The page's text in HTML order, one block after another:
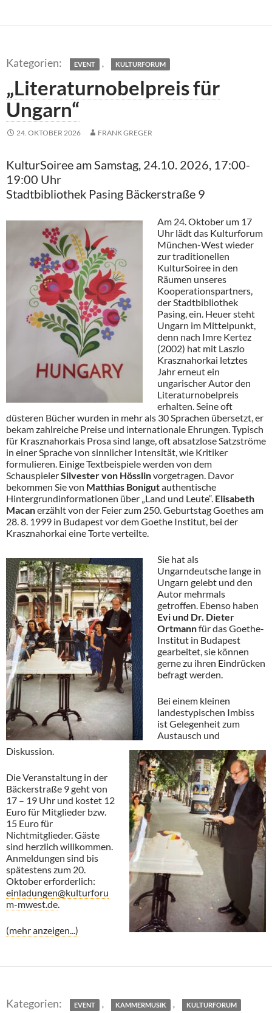
EVENT , KULTURFORUM
„Literaturnobelpreis für
Ungarn“
24. OKTOBER 2026 FRANK GREGER
KulturSoiree am Samstag, 24.10. 2026, 17:00-
19:00 Uhr
Stadtbibliothek Pasing Bäckerstraße 9
Am 24. Oktober um 17
Uhr lädt das Kulturforum
München-West wieder
zur traditionellen
KulturSoiree in den
Räumen unseres
Kooperationspartners,
der Stadtbibliothek
Pasing, ein. Heuer steht
Ungarn im Mittelpunkt,
denn nach Imre Kertez
(2002) hat mit Laszlo
Krasznahorkai letztes
Jahr erneut ein
ungarischer Autor den
Literaturnobelpreis
erhalten. Seine oft
düsteren Bücher wurden in mehr als 30 Sprachen übersetzt, er
bekam zahlreiche Preise und internationale Ehrungen. Typisch
für Krasznahorkais Prosa sind lange, oft absatzlose Satzströme
in einer Sprache von sinnlicher Intensität, wie Kritiker
formulieren. Einige Textbeispiele werden von dem
SchauspielerSilvester von Hösslinvorgetragen. Davor
bekommen Sie von Matthias Bonigutauthentische
Hintergrundinformationen über „Land und Leute“. Elisabeth
Macanerzählt von der Feier zum 250. Geburtstag Goethes am
28. 8. 1999 in Budapest vor dem Goethe Institut, bei der
Krasznahorkai eine Torte verteilte.
Sie hat als
Ungarndeutsche lange in
Ungarn gelebt und den
Autor mehrmals
getroffen. Ebenso haben
Evi und Dr. Dieter
Ortmannfür das Goethe-
Institut in Budapest
gearbeitet, sie können
gerne zu ihren Eindrücken
befragt werden.
Bei einem kleinen
landestypischen Imbiss
ist Gelegenheit zum
Austausch und
Diskussion.
Die Veranstaltung in der
Bäckerstraße 9 geht von
17 – 19 Uhr und kostet 12
Euro für Mitglieder bzw.
15 Euro für
Nichtmitglieder. Gäste
sind herzlich willkommen.
Anmeldungen sind bis
spätestens zum 20.
Oktober erforderlich:
einladungen@kulturforu
m-mwest.de.
(mehr anzeigen...)
EVENT , KAMMERMUSIK , KULTURFORUM